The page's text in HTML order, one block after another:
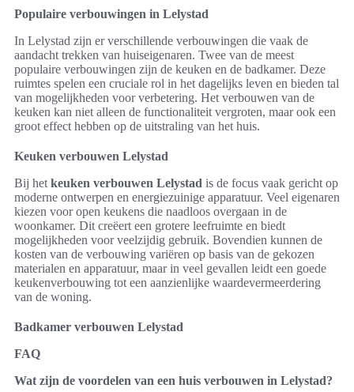
Populaire verbouwingen in Lelystad
In Lelystad zijn er verschillende verbouwingen die vaak de
aandacht trekken van huiseigenaren. Twee van de meest
populaire verbouwingen zijn de keuken en de badkamer. Deze
ruimtes spelen een cruciale rol in het dagelijks leven en bieden tal
van mogelijkheden voor verbetering. Het verbouwen van de
keuken kan niet alleen de functionaliteit vergroten, maar ook een
groot effect hebben op de uitstraling van het huis.
Keuken verbouwen Lelystad
Bij het keuken verbouwen Lelystad is de focus vaak gericht op
moderne ontwerpen en energiezuinige apparatuur. Veel eigenaren
kiezen voor open keukens die naadloos overgaan in de
woonkamer. Dit creëert een grotere leefruimte en biedt
mogelijkheden voor veelzijdig gebruik. Bovendien kunnen de
kosten van de verbouwing variëren op basis van de gekozen
materialen en apparatuur, maar in veel gevallen leidt een goede
keukenverbouwing tot een aanzienlijke waardevermeerdering
van de woning.
Badkamer verbouwen Lelystad
FAQ
Wat zijn de voordelen van een huis verbouwen in Lelystad?